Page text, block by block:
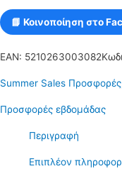
📘 Κοινοποίηση στο
EAN: 5210263003082
Summer Sales Προσφορές
Προσφορές εβδομάδας
Περιγραφή
Επιπλέον